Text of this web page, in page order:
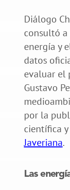
Diálogo
consultó
energía y
datos
evaluar el
Gustavo
por la
científica
Javeriana.
Las